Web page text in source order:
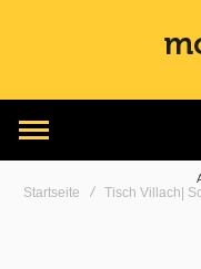
Startseite Tisch Villach|